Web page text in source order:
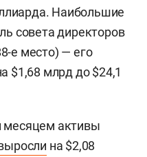
Наибольшие
совета директоров
е место) — его
$1,68 млрд до $24,1
активы
на $2,08